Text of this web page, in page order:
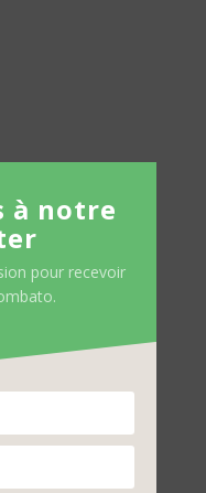
à notre
pour recevoir